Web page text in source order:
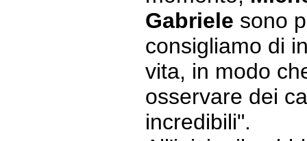
Gabriele sono
consigliamo di
vita, in modo
osservare dei
incredibili".